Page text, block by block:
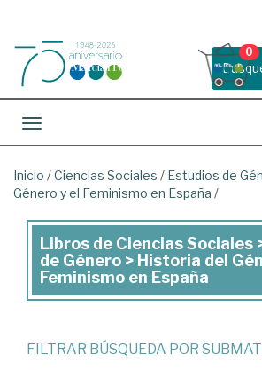
0
Toggle navigation
Inicio /Ciencias Sociales / Estudios de
Género y el Feminismo en España /
Libros
de
Ciencias
Sociales
>
Libros de Ciencias Sociales
de Género > Historia del
Feminismo en España
FILTRAR BÚSQUEDA POR